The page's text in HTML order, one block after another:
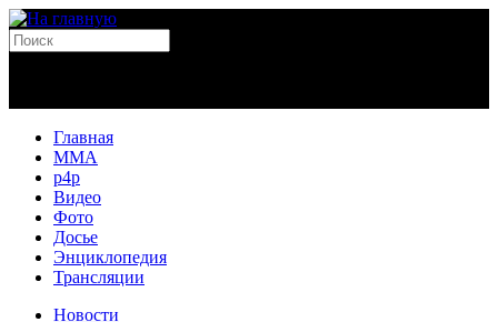
Главная
MMA
p4p
Видео
Фото
Досье
Энциклопедия
Трансляции
Новости